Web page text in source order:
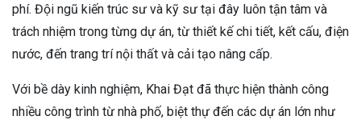
phí. Đội ngũ kiến trúc sư và kỹ sư tại đây luôn tận tâm và
trách nhiệm trong từng dự án, từ thiết kế chi tiết, kết cấu, điện
nước, đến trang trí nội thất và cải tạo nâng cấp.
Với bề dày kinh nghiệm, Khai Đạt đã thực hiện thành công
nhiều công trình từ nhà phố, biệt thự đến các dự án lớn như